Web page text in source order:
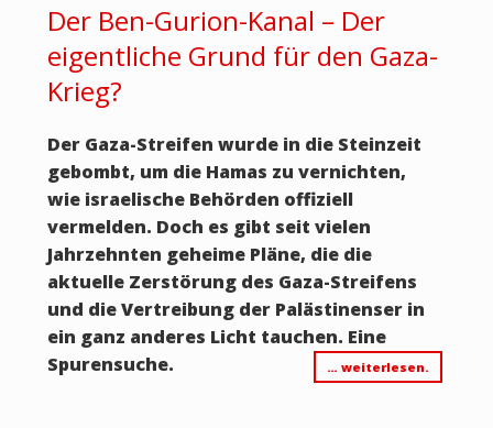
Der Ben-Gurion-Kanal – Der
eigentliche Grund für den Gaza-
Krieg?
Der Gaza-Streifen wurde in die Steinzeit
gebombt, um die Hamas zu vernichten,
wie israelische Behörden offiziell
vermelden. Doch es gibt seit vielen
Jahrzehnten geheime Pläne, die die
aktuelle Zerstörung des Gaza-Streifens
und die Vertreibung der Palästinenser in
ein ganz anderes Licht tauchen. Eine
Spurensuche.
… weiterlesen.